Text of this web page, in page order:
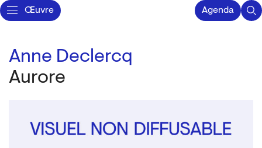
Œuvre Agenda
Anne Declercq
Aurore